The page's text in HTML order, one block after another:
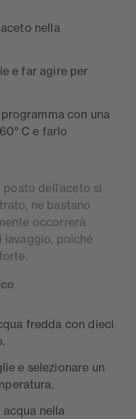
nella
e far agire per
con una
C e farlo
posto dell’aceto si
ne bastano
occorrerà
poiché
fredda con dieci
e selezionare un
nella